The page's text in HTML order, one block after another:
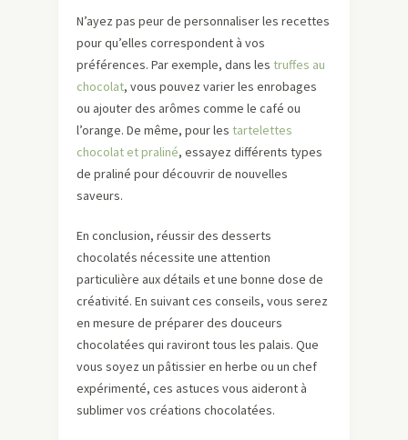
N’ayez pas peur de personnaliser les recettes
pour qu’elles correspondent à vos
préférences. Par exemple, dans les truffes au
chocolat, vous pouvez varier les enrobages
ou ajouter des arômes comme le café ou
l’orange. De même, pour les tartelettes
chocolat et praliné, essayez différents types
de praliné pour découvrir de nouvelles
saveurs.
En conclusion, réussir des desserts
chocolatés nécessite une attention
particulière aux détails et une bonne dose de
créativité. En suivant ces conseils, vous serez
en mesure de préparer des douceurs
chocolatées qui raviront tous les palais. Que
vous soyez un pâtissier en herbe ou un chef
expérimenté, ces astuces vous aideront à
sublimer vos créations chocolatées.